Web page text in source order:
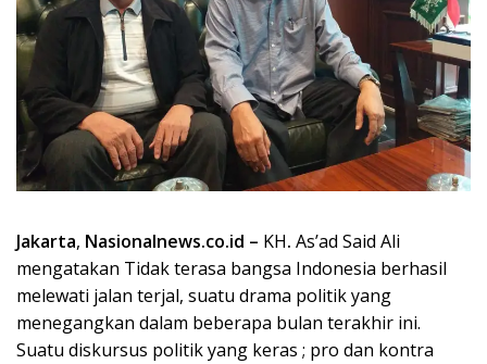
Jakarta, Nasionalnews.co.id – KH. As’ad Said Ali
mengatakan Tidak terasa bangsa Indonesia berhasil
melewati jalan terjal, suatu drama politik yang
menegangkan dalam beberapa bulan terakhir ini.
Suatu diskursus politik yang keras ; pro dan kontra